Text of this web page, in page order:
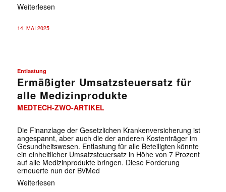
Weiterlesen
14. MAI 2025
Entlastung
Ermäßigter Umsatzsteuersatz für
alle Medizinprodukte
MEDTECH-ZWO-ARTIKEL
Die Finanzlage der Gesetzlichen Krankenversicherung ist
angespannt, aber auch die der anderen Kostenträger im
Gesundheitswesen. Entlastung für alle Beteiligten könnte
ein einheitlicher Umsatzsteuersatz in Höhe von 7 Prozent
auf alle Medizinprodukte bringen. Diese Forderung
erneuerte nun der BVMed
Weiterlesen